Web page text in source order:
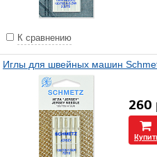
К сравнению
Иглы для швейных машин
260